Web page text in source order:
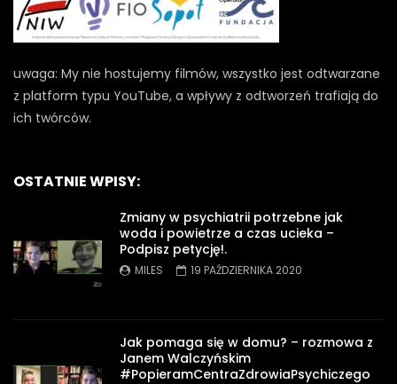
uwaga: My nie hostujemy filmów, wszystko jest odtwarzane
z platform typu YouTube, a wpływy z odtworzeń trafiają do
ich twórców.
OSTATNIE WPISY:
Zmiany w psychiatrii potrzebne jak
woda i powietrze a czas ucieka –
Podpisz petycję!.
MILES 19 PAŹDZIERNIKA 2020
Jak pomaga się w domu? – rozmowa z
Janem Walczyńskim
#PopieramCentraZdrowiaPsychiczego